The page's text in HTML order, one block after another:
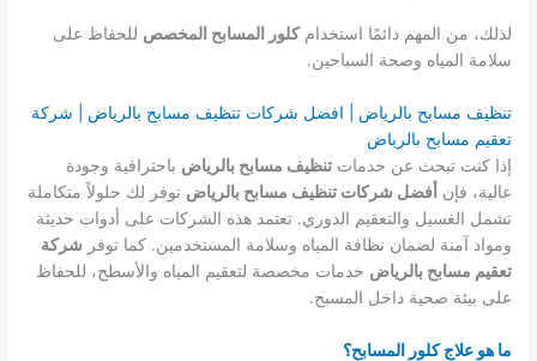
لذلك، من المهم دائمًا استخدامكلور المسابح المخصص للحفاظ على
سلامة المياه وصحة السباحين.
تنظيف مسابح بالرياض | افضل شركات تنظيف مسابح بالرياض | شركة
تعقيم مسابح بالرياض
إذا كنت تبحث عن خدماتتنظيف مسابح بالرياض باحترافية وجودة
عالية، فإن أفضل شركات تنظيف مسابح بالرياض توفر لك حلولاً متكاملة
تشمل الغسيل والتعقيم الدوري. تعتمد هذه الشركات على أدوات حديثة
ومواد آمنة لضمان نظافة المياه وسلامة المستخدمين. كما توفر شركة
تعقيم مسابح بالرياض خدمات مخصصة لتعقيم المياه والأسطح، للحفاظ
على بيئة صحية داخل المسبح.
ما هو علاج كلور المسابح؟